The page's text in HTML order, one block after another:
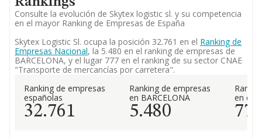
Consulte la evolución de Skytex logistic sl. y su competencia
en el mayor Ranking de Empresas de España
Skytex Logistic Sl. ocupa la posición 32.761 en el Ranking de
Empresas Nacional, la 5.480 en el ranking de empresas de
BARCELONA, y el lugar 777 en el ranking de su sector CNAE
"Transporte de mercancías por carretera".
Ranking de empresas
españolas
32.761
Ranking de empresas
en BARCELONA
5.480
en el
777